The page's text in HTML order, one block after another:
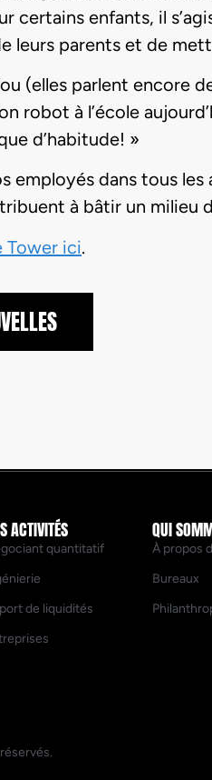
certains enfants, il
leurs parents et de
(elles parlent encore
robot à l’école
d’habitude! »
employés dans tous
à bâtir un milieu
Tower ici.
ACTIVITÉS
quantitatif
de liquidités
QUI
À propos
Bureaux